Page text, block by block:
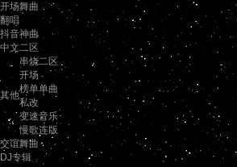
开场舞曲
翻唱
抖音神曲
中文二区
其他
串烧二区
开场
榜单单曲
私改
变速音乐
慢歌连版
交谊舞曲
DJ专辑